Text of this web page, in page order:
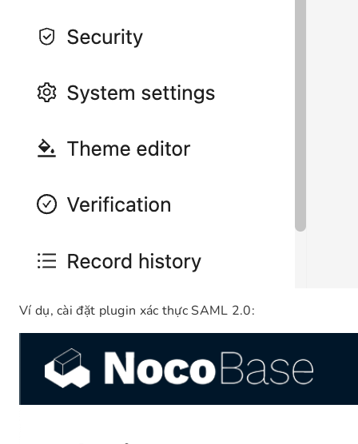
Ví dụ, cài đặt plugin xác thực SAML 2.0: